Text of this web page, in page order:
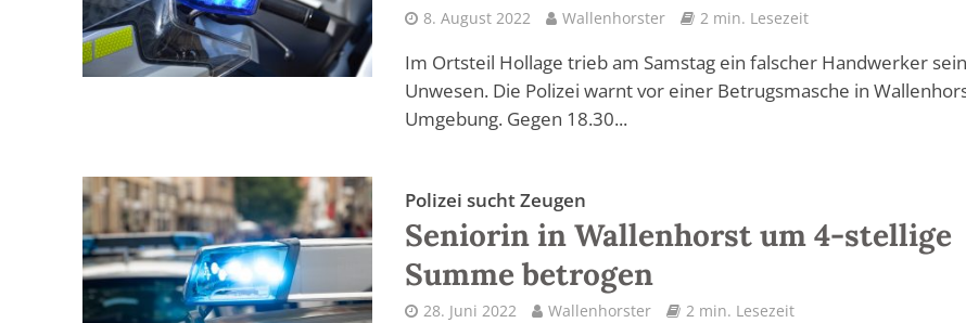
8. August 2022 Wallenhorster 2 min. Lesezeit
Im Ortsteil Hollage trieb am Samstag ein falscher Handwerker sein
Unwesen. Die Polizei warnt vor einer Betrugsmasche in
Umgebung. Gegen 18.30...
Polizei sucht Zeugen
Seniorin in Wallenhorst um 4-stellige
Summe betrogen
28. Juni 2022 Wallenhorster 2 min. Lesezeit